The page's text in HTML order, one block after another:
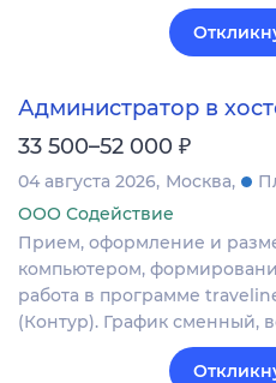
Администратор в
33 500–52 000 ₽
04 августа 2026 Москва
ООО Содействие
Прием, оформление и
компьютером,
работа в программе
(Контур). График сменный,